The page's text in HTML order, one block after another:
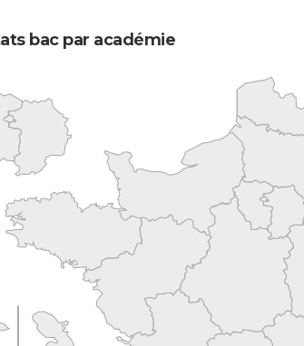
bac par académie